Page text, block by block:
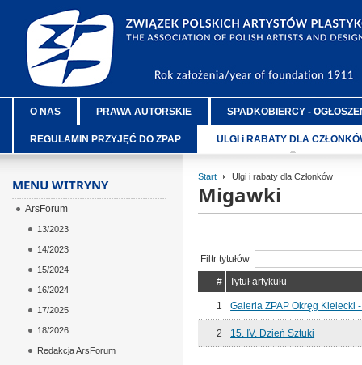
O NAS PRAWA AUTORSKIE SPADKOBIERCY -
REGULAMIN PRZYJĘĆ DO ZPAP ULGI i RABATY DLA
Start Ulgi i rabaty dla Członków
Migawki
Filtr tytułów
#
Tytuł artykułu
1 Galeria ZPAP Okręg Kielecki
2 15. IV. Dzień Sztuki
MENU WITRYNY
ArsForum
13/2023
14/2023
15/2024
16/2024
17/2025
18/2026
Redakcja ArsForum